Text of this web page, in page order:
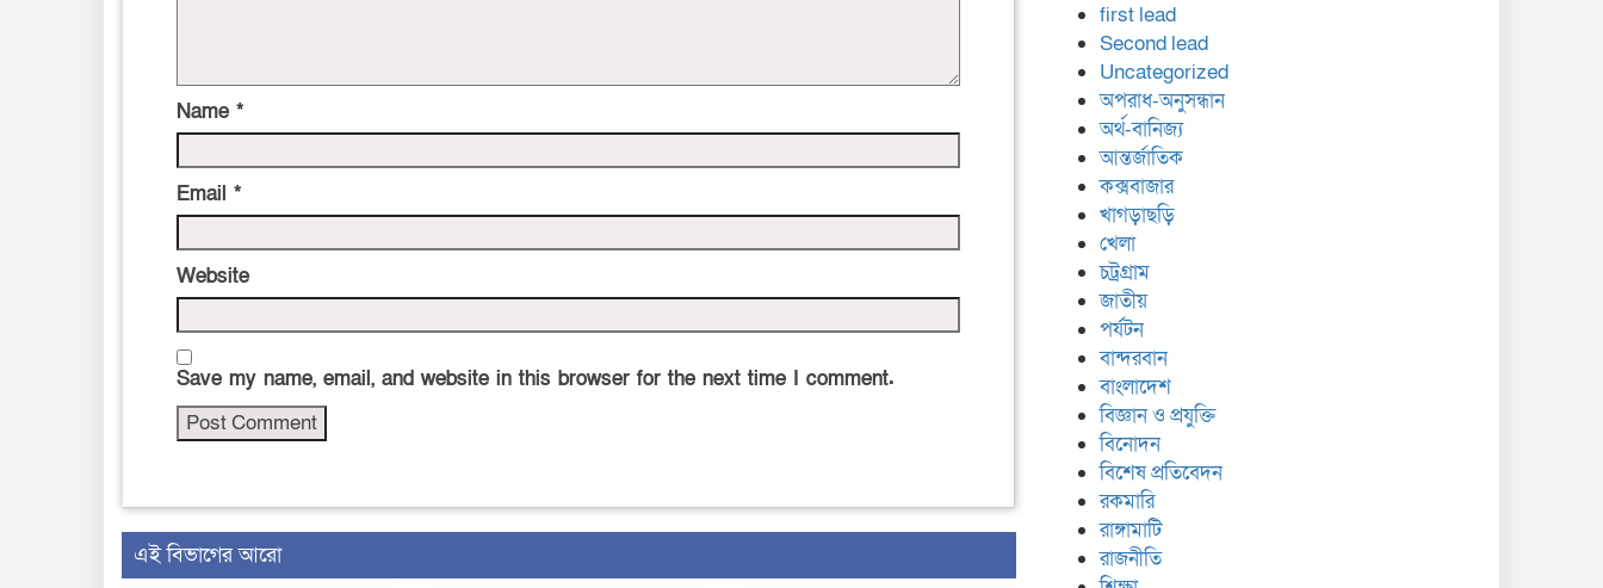
Name *
Email *
Website
Save my name, email, and website in this browser for the next time I comment.
এই বিভাগের আরো
first lead
Second lead
Uncategorized
অপরাধ-অনুসন্ধান
অর্থ-বানিজ্য
আন্তর্জাতিক
কক্সবাজার
খাগড়াছড়ি
খেলা
চট্রগ্রাম
জাতীয়
পর্যটন
বান্দরবান
বাংলাদেশ
বিজ্ঞান ও প্রযুক্তি
বিনোদন
বিশেষ প্রতিবেদন
রকমারি
রাঙ্গামাটি
রাজনীতি